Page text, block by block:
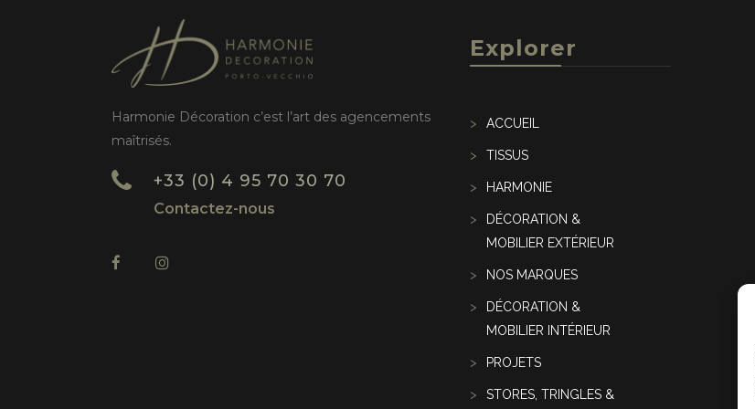
Harmonie Décoration c’est l’art des agencements
maîtrisés.
+33 (0) 4 95 70 30 70
Contactez-nous
Explorer
ACCUEIL
TISSUS
HARMONIE
DÉCORATION &
MOBILIER EXTÉRIEUR
NOS MARQUES
DÉCORATION &
MOBILIER INTÉRIEUR
PROJETS
STORES, TRINGLES &